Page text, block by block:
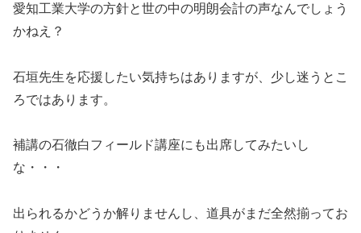
愛知工業大学の方針と世の中の明朗会計の声なんでしょう
かねえ？
石垣先生を応援したい気持ちはありますが、少し迷うとこ
ろではあります。
補講の石徹白フィールド講座にも出席してみたいし
な・・・
出られるかどうか解りませんし、道具がまだ全然揃ってお